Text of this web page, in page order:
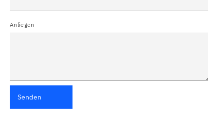
Anliegen
Senden